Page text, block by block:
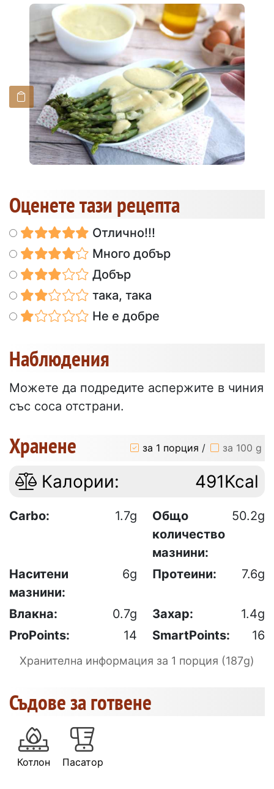
Оценете тази рецепта
Отлично!!!
Много добър
Добър
така, така
Не е добре
Наблюдения
Можете да подредите аспержите в чиния
със соса отстрани.
Хранене за 1 порция / за 100 g
Калории: 491Kcal
Carbo: 1.7g
Общо
количество
мазнини:
50.2g
Наситени
мазнини:
6g Протеини: 7.6g
Влакна: 0.7g Захар:
1.4g
ProPoints:
14 SmartPoints: 16
Хранителна информация за 1 порция (187g)
Съдове за готвене
Котлон Пасатор